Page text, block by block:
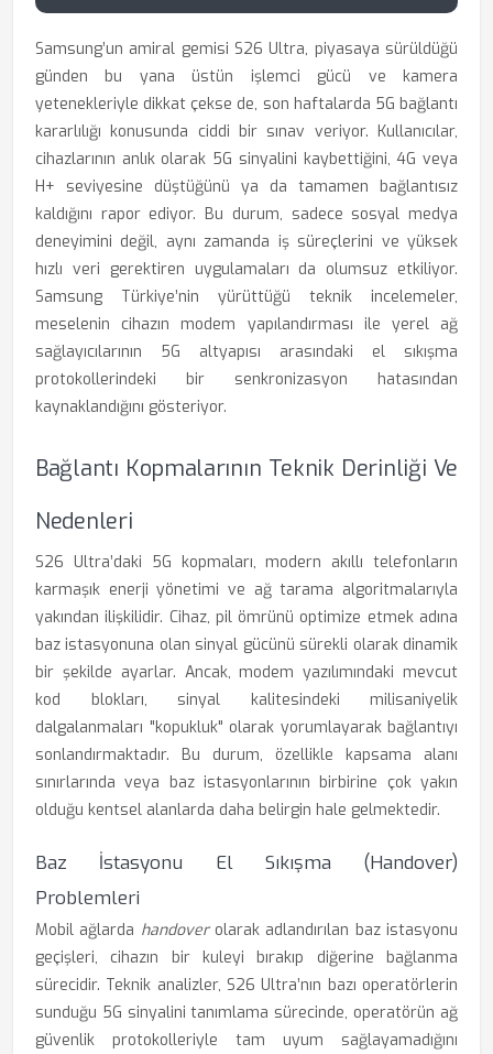
Samsung’un amiral gemisi S26 Ultra, piyasaya sürüldüğü
günden bu yana üstün işlemci gücü ve kamera
yetenekleriyle dikkat çekse de, son haftalarda 5G bağlantı
kararlılığı konusunda ciddi bir sınav veriyor. Kullanıcılar,
cihazlarının anlık olarak 5G sinyalini kaybettiğini, 4G veya
H+ seviyesine düştüğünü ya da tamamen bağlantısız
kaldığını rapor ediyor. Bu durum, sadece sosyal medya
deneyimini değil, aynı zamanda iş süreçlerini ve yüksek
hızlı veri gerektiren uygulamaları da olumsuz etkiliyor.
Samsung Türkiye’nin yürüttüğü teknik incelemeler,
meselenin cihazın modem yapılandırması ile yerel ağ
sağlayıcılarının 5G altyapısı arasındaki el sıkışma
protokollerindeki bir senkronizasyon hatasından
kaynaklandığını gösteriyor.
Bağlantı Kopmalarının Teknik Derinliği Ve
Nedenleri
S26 Ultra’daki 5G kopmaları, modern akıllı telefonların
karmaşık enerji yönetimi ve ağ tarama algoritmalarıyla
yakından ilişkilidir. Cihaz, pil ömrünü optimize etmek adına
baz istasyonuna olan sinyal gücünü sürekli olarak dinamik
bir şekilde ayarlar. Ancak, modem yazılımındaki mevcut
kod blokları, sinyal kalitesindeki milisaniyelik
dalgalanmaları "kopukluk" olarak yorumlayarak bağlantıyı
sonlandırmaktadır. Bu durum, özellikle kapsama alanı
sınırlarında veya baz istasyonlarının birbirine çok yakın
olduğu kentsel alanlarda daha belirgin hale gelmektedir.
Baz İstasyonu El Sıkışma (Handover)
Problemleri
Mobil ağlarda handoverolarak adlandırılan baz istasyonu
geçişleri, cihazın bir kuleyi bırakıp diğerine bağlanma
sürecidir. Teknik analizler, S26 Ultra’nın bazı operatörlerin
sunduğu 5G sinyalini tanımlama sürecinde, operatörün ağ
güvenlik protokolleriyle tam uyum sağlayamadığını